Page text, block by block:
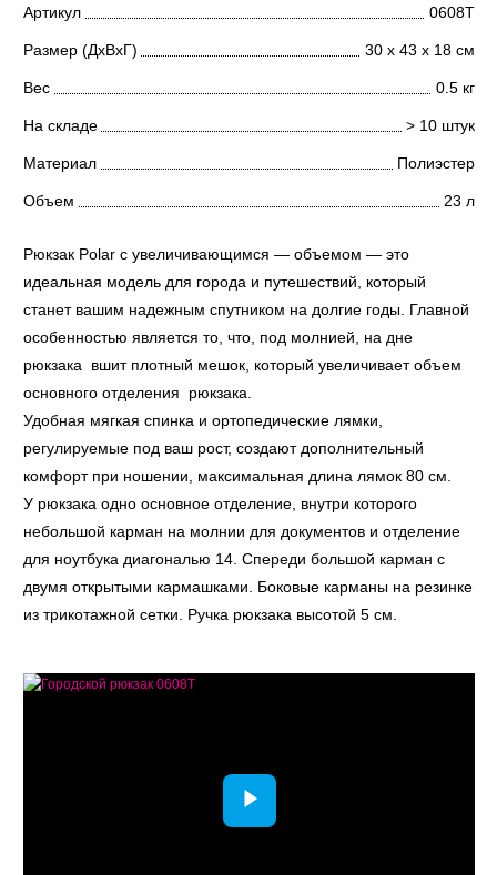
Артикул 0608T
Размер (ДхВхГ) 30 х 43 х 18 см
Вес 0.5 кг
На складе > 10 штук
Материал Полиэстер
Объем 23 л
Рюкзак Polar с увеличивающимся — объемом — это
идеальная модель для города и путешествий, который
станет вашим надежным спутником на долгие годы. Главной
особенностью является то, что, под молнией, на дне
рюкзака вшит плотный мешок, который увеличивает объем
основного отделения рюкзака.
Удобная мягкая спинка и ортопедические лямки,
регулируемые под ваш рост, создают дополнительный
комфорт при ношении, максимальная длина лямок 80 см.
У рюкзака одно основное отделение, внутри которого
небольшой карман на молнии для документов и отделение
для ноутбука диагональю 14. Спереди большой карман с
двумя открытыми кармашками. Боковые карманы на резинке
из трикотажной сетки. Ручка рюкзака высотой 5 см.